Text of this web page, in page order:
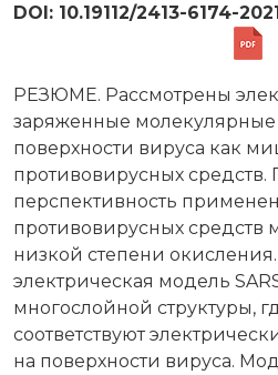
DOI: 10.19112/2413-6174-
РЕЗЮМЕ. Рассмотрены
заряженные
поверхности вируса как
противовирусных средств.
перспективность
противовирусных средств
низкой степени окисления.
электрическая модель
многослойной структуры,
соответствуют
на поверхности вируса.